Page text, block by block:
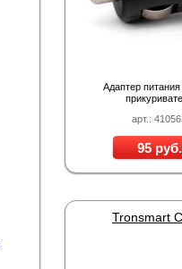
арт.:
Адаптер
95 руб.
Tronsmart